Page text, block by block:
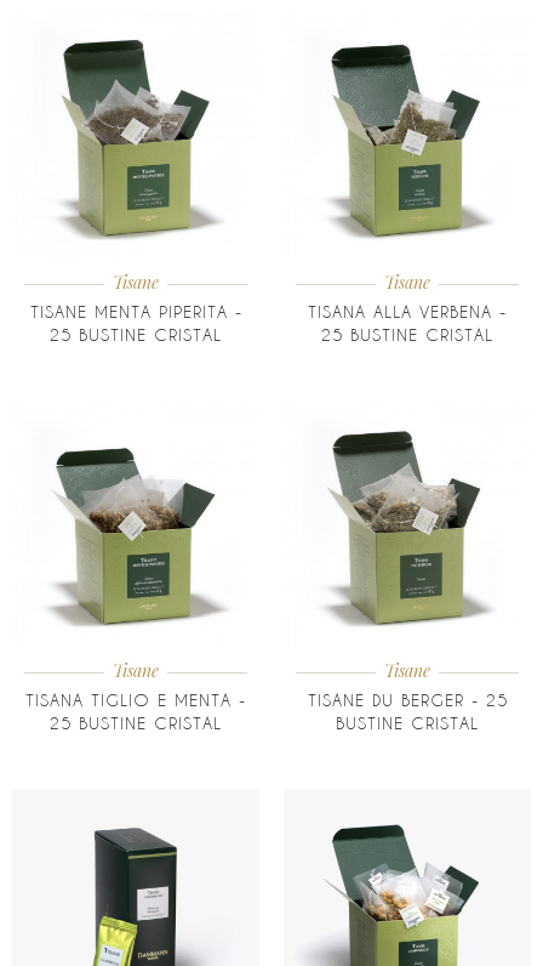
Tisane
TISANE MENTA PIPERITA -
25 BUSTINE CRISTAL
Tisane
TISANA ALLA VERBENA -
25 BUSTINE CRISTAL
Tisane
TISANA TIGLIO E MENTA -
25 BUSTINE CRISTAL
Tisane
TISANE DU BERGER - 25
BUSTINE CRISTAL